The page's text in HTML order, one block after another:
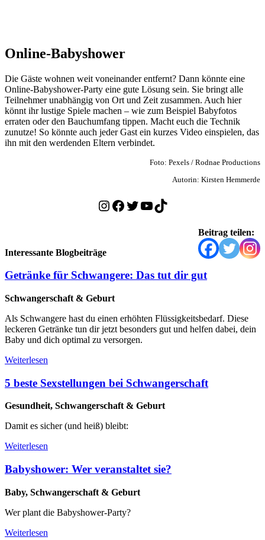
Online-Babyshower
Die Gäste wohnen weit voneinander entfernt? Dann könnte eine
Online-Babyshower-Party eine gute Lösung sein. Sie bringt alle
Teilnehmer unabhängig von Ort und Zeit zusammen. Auch hier
könnt ihr lustige Spiele machen – wie zum Beispiel Babyfotos
erraten oder den Bauchumfang tippen. Macht euch die Technik
zunutze! So könnte auch jeder Gast ein kurzes Video einspielen, das
ihn mit den werdenden Eltern verbindet.
Foto: Pexels / Rodnae Productions
Autorin: Kirsten Hemmerde
Instagram
Facebook
Twitter
YouTube
TikTok
Beitrag teilen:
Interessante Blogbeiträge
Getränke für Schwangere: Das tut dir gut
Schwangerschaft & Geburt
Als Schwangere hast du einen erhöhten Flüssigkeitsbedarf. Diese
leckeren Getränke tun dir jetzt besonders gut und helfen dabei, dein
Baby und dich optimal zu versorgen.
Weiterlesen
5 beste Sexstellungen bei Schwangerschaft
Gesundheit, Schwangerschaft & Geburt
Damit es sicher (und heiß) bleibt:
Weiterlesen
Babyshower: Wer veranstaltet sie?
Baby, Schwangerschaft & Geburt
Wer plant die Babyshower-Party?
Weiterlesen